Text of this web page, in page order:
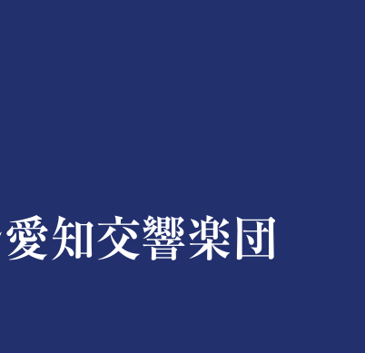
を図るとともに、皆様に感動と喜びをお届けします。